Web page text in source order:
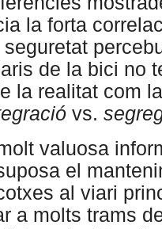
la forta
de la bici no
la realitat com
vs.
valuosa
el
al viari
a molts trams